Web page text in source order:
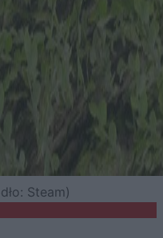
Steam)